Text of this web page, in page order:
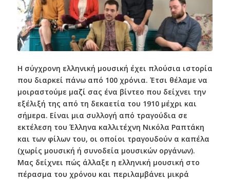
Η σύγχρονη ελληνική μουσική έχει πλούσια ιστορία
που διαρκεί πάνω από 100 χρόνια. Έτσι θέλαμε να
μοιραστούμε μαζί σας ένα βίντεο που δείχνει την
εξέλιξή της από τη δεκαετία του 1910 μέχρι και
σήμερα. Είναι μια συλλογή από τραγούδια σε
εκτέλεση του Έλληνα καλλιτέχνη Νικόλα Ραπτάκη
και των φίλων του, οι οποίοι τραγουδούν α καπέλα
(χωρίς μουσική ή συνοδεία μουσικών οργάνων).
Μας δείχνει πώς άλλαξε η ελληνική μουσική στο
πέρασμα του χρόνου και περιλαμβάνει μικρά